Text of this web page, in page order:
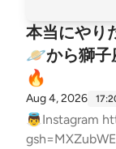
本当にやり
🪐から獅子
🔥
Aug 4, 2026
👼Instagram